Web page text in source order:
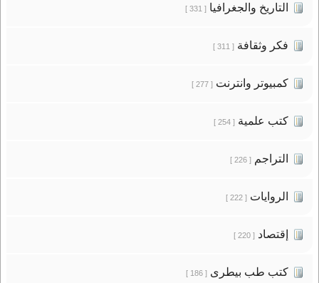
التاريخ والجغرافيا[ 331 ]
فكر وثقافة[ 311 ]
كمبيوتر وانترنت[ 277 ]
كتب علمية[ 254 ]
التراجم[ 226 ]
الروايات[ 222 ]
إقتصاد[ 220 ]
كتب طب بيطرى[ 186 ]